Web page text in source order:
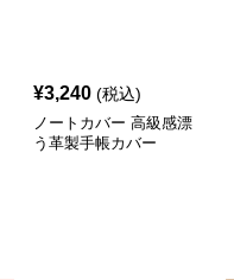
¥3,240 (税込)
ノートカバー 高級感漂
う革製手帳カバー